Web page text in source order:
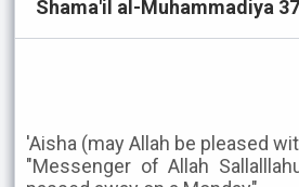
Shama'il al-Muhammadiya
'Aisha (may Allah be pleased
"Messenger of Allah